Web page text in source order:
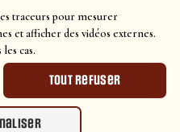
traceurs pour mesurer
et afficher des vidéos externes.
cas.
Tout refuser